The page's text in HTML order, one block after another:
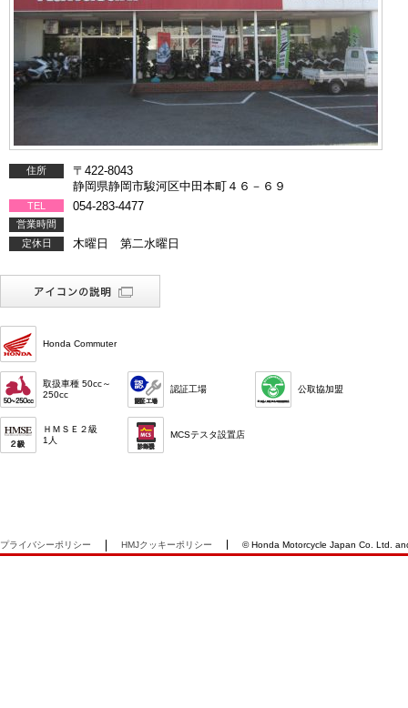
住所
〒422-8043
静岡県静岡市駿河区中田本町４６－６９
TEL 054-283-4477
営業時間
定休日
木曜日 第二水曜日
Honda Commuter
取扱車種 50cc～
250cc
認証工場 公取協加盟
ＨＭＳＥ２級
1人
MCSテスタ設置店
プライバシーポリシー HMJクッキーポリシー © Honda Motorcycle Japan Co. Ltd.